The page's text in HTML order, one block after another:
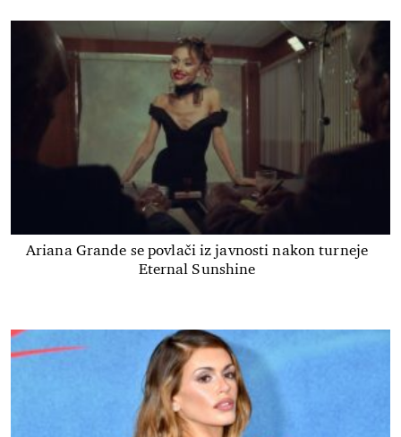
Ariana Grande se povlači iz javnosti nakon turneje
Eternal Sunshine